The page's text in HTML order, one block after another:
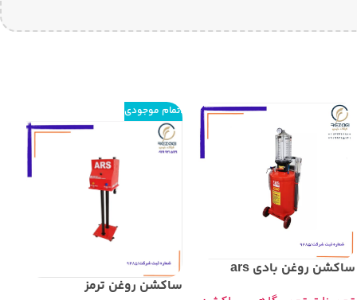
ساکشن روغن بادی ars
اتمام موجودی
ساکشن روغن ترمز